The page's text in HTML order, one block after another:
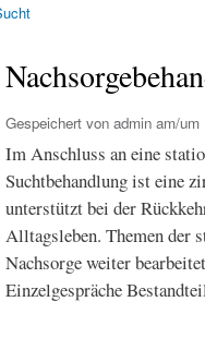
Gespeichert von admin am/um
Im Anschluss an eine
Suchtbehandlung ist eine
unterstützt bei der
Alltagsleben. Themen der
Nachsorge weiter
Einzelgespräche